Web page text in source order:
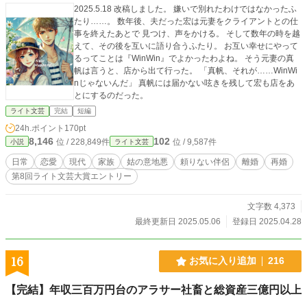
2025.5.18 改稿しました。 嫌いで別れたわけではなかったふ
たり……。 数年後、夫だった宏は元妻をクライアントとの仕
事を終えたあとで 見つけ、声をかける。 そして数年の時を越
えて、その後を互いに語り合うふたり。 お互い幸せにやって
るってことは『WinWin』でよかったわよね。 そう元妻の真
帆は言うと、店から出て行った。 「真帆、それが……WinWi
nじゃないんだ」 真帆には届かない呟きを残して宏も店をあ
とにするのだった。
ライト文芸 完結 短編
24h.ポイント 170pt
小説 8,146 位 / 228,849件 ライト文芸 102 位 / 9,587件
日常 恋愛 現代 家族 姑の意地悪 頼りない伴侶 離婚
再婚
第8回ライト文芸大賞エントリー
文字数 4,373
最終更新日 2025.05.06
登録日 2025.04.28
16 お気に入り追加 216
【完結】年収三百万円台のアラサー社畜と総資産三億円以上